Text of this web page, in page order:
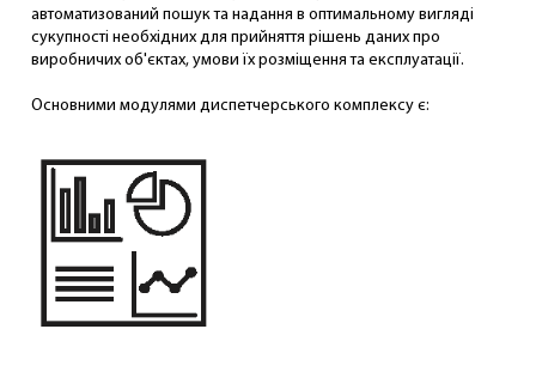
автоматизований пошук та надання в оптимальному вигляді
сукупності необхідних для прийняття рішень даних про
виробничих об'єктах, умови їх розміщення та експлуатації.
Основними модулями диспетчерського комплексу є: